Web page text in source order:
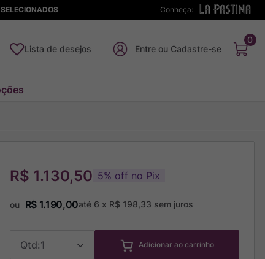
Conheça:
Lista de desejos
0
R$ 1.130,50 5% off no Pix
ou R$ 1.190,00até 6 x R$ 198,33 sem juros
1 Adicionar ao carrinho